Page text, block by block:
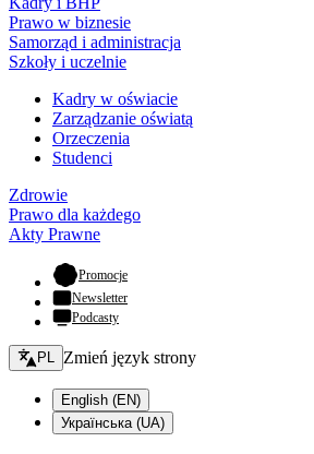
Prawo w biznesie
Samorząd i administracja
Szkoły i uczelnie
Kadry w oświacie
Zarządzanie oświatą
Orzeczenia
Studenci
Zdrowie
Prawo dla każdego
Akty Prawne
Promocje- otwiera się w nowej karcie
Newsletter
Podcasty
Zmień język - bieżący:
PL Zmień język strony
English (EN)
Українська (UA)